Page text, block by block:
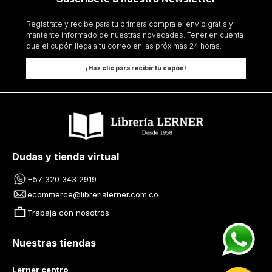
Regístrate y recibe para tu primera compra el envío gratis y
mantente informado de nuestras novedades. Tener en cuenta
que el cupón llega a tu correo en las próximas 24 horas.
¡Haz clic para recibir tu cupón!
Dudas y tienda virtual
+57 320 343 2919
ecommerce@librerialerner.com.co
Trabaja con nosotros
Nuestras tiendas
Lerner centro